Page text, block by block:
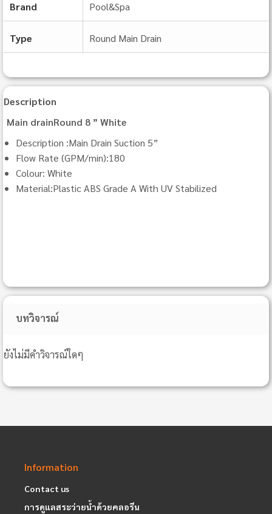
Brand Pool&Spa
Type Round Main Drain
Description
Main drainRound 8 ” White
Description :Main Drain Suction 5”
Flow Rate (GPM/min):180
Colour: White
Material:Plastic ABS Grade A With UV Stabilized
บทวิจารณ์
ยังไม่มีคำวิจารณ์ใดๆ
Information
Contact us
การดูแลสระว่ายน้ำด้วยคลอรีน